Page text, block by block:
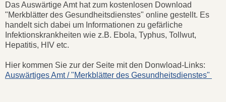
Das Auswärtige Amt hat zum kostenlosen Download
"Merkblätter des Gesundheitsdienstes" online gestellt. Es
handelt sich dabei um Informationen zu gefärliche
Infektionskrankheiten wie z.B. Ebola, Typhus, Tollwut,
Hepatitis, HIV etc.
Hier kommen Sie zur der Seite mit den Donwload-Links:
Auswärtiges Amt / "Merkblätter des Gesundheitsdienstes"